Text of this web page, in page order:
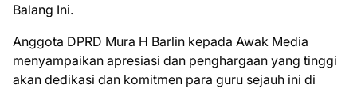
Balang Ini.
Anggota DPRD Mura H Barlin kepada Awak Media
menyampaikan apresiasi dan penghargaan yang tinggi
akan dedikasi dan komitmen para guru sejauh ini di